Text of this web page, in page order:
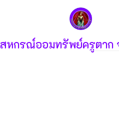
สหกรณ์ออมทรัพย์ครูตาก